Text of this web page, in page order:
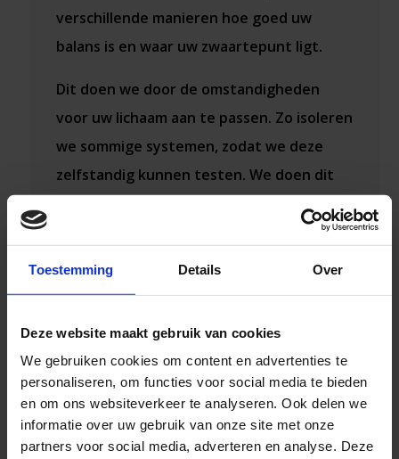
Toestemming Details Over
Deze website maakt gebruik van cookies
We gebruiken cookies om content en advertenties te
personaliseren, om functies voor social media te bieden
en om ons websiteverkeer te analyseren. Ook delen we
informatie over uw gebruik van onze site met onze
partners voor social media, adverteren en analyse. Deze
verschillende manieren hoe goed uw
balans is en waar uw zwaartepunt ligt.
Dit doen we door de omstandigheden
voor uw lichaam aan te passen. Zo isoleren
we sommige systemen, zodat we deze
zelfstandig kunnen testen. We doen dit
Bijvoorbeeld door u uw ogen te laten
sluiten, terwijl uw ondergrond verandert.
Of we laten u op een schuine/instabiele
ondergrond staan, terwijl uw ogen
gefixeerd zijn. We meten uw zwaartepunt
of veranderen dit juist.